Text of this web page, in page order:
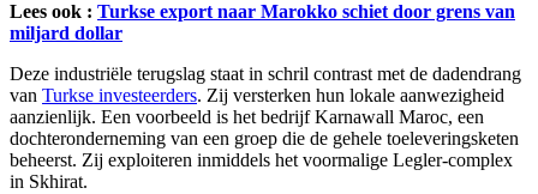
Lees ook : Turkse export naar Marokko schiet door grens van
miljard dollar
Deze industriële terugslag staat in schril contrast met de dadendrang
van Turkse investeerders. Zij versterken hun lokale aanwezigheid
aanzienlijk. Een voorbeeld is het bedrijf Karnawall Maroc, een
dochteronderneming van een groep die de gehele toeleveringsketen
beheerst. Zij exploiteren inmiddels het voormalige Legler-complex
in Skhirat.